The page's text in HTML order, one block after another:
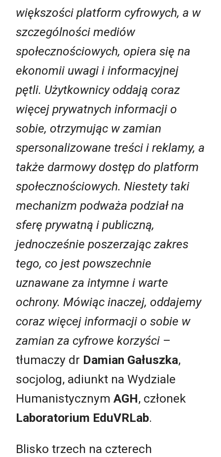
większości platform cyfrowych, a w
szczególności mediów
społecznościowych, opiera się na
ekonomii uwagi i informacyjnej
pętli. Użytkownicy oddają coraz
więcej prywatnych informacji o
sobie, otrzymując w zamian
spersonalizowane treści i reklamy, a
także darmowy dostęp do platform
społecznościowych. Niestety taki
mechanizm podważa podział na
sferę prywatną i publiczną,
jednocześnie poszerzając zakres
tego, co jest powszechnie
uznawane za intymne i warte
ochrony. Mówiąc inaczej, oddajemy
coraz więcej informacji o sobie w
zamian za cyfrowe korzyści –
tłumaczy dr Damian Gałuszka,
socjolog, adiunkt na Wydziale
Humanistycznym AGH, członek
Laboratorium EduVRLab.
Blisko trzech na czterech